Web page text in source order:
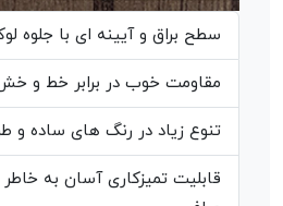
سطح براق و آیینه ای با جلوه
مقاومت خوب در برابر خط و
تنوع زیاد در رنگ های ساده و
قابلیت تمیزکاری آسان به